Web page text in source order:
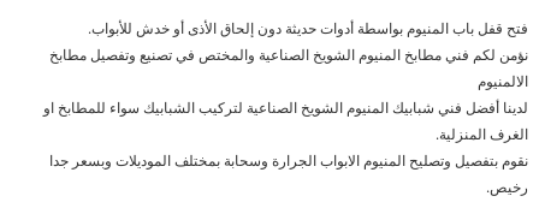
فتح قفل باب المنيوم بواسطة أدوات حديثة دون إلحاق الأذى أو خدش للأبواب.
نؤمن لكم فني مطابخ المنيوم الشويخ الصناعية والمختص في تصنيع وتفصيل مطابخ
الالمنيوم
لدينا أفضل فني شبابيك المنيوم الشويخ الصناعية لتركيب الشبابيك سواء للمطابخ او
الغرف المنزلية.
نقوم بتفصيل وتصليح المنيوم الابواب الجرارة وسحابة بمختلف الموديلات وبسعر جدا
رخيص.